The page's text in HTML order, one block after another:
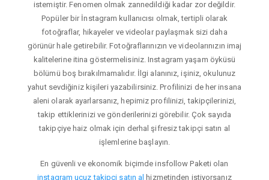
istemiştir. Fenomen olmak zannedildiği kadar zor değildir.
Popüler bir İnstagram kullanıcısı olmak, tertipli olarak
fotoğraflar, hikayeler ve videolar paylaşmak sizi daha
görünür hale getirebilir. Fotoğraflarınızın ve videolarınızın imaj
kalitelerine itina göstermelisiniz. Instagram yaşam öyküsü
bölümü boş bırakılmamalıdır. İlgi alanınız, işiniz, okulunuz
yahut sevdiğiniz kişileri yazabilirsiniz. Profilinizi de her insana
aleni olarak ayarlarsanız, hepimiz profilinizi, takipçilerinizi,
takip ettiklerinizi ve gönderilerinizi görebilir. Çok sayıda
takipçiye haiz olmak için derhal şifresiz takipçi satın al
işlemlerine başlayın.
En güvenli ve ekonomik biçimde insfollow Paketi olan
instagram ucuz takipçi satın al hizmetinden istiyorsanız